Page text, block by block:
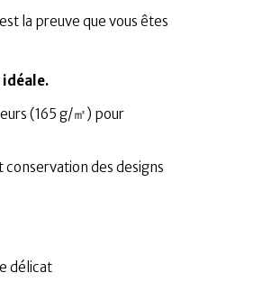
est la preuve que vous êtes
idéale.
(165 g/㎡) pour
des designs
délicat